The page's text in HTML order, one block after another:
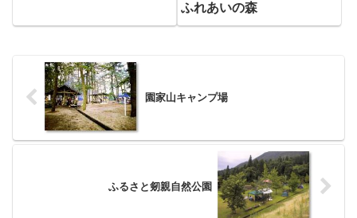
ふれあいの森
園家山キャンプ場
ふるさと剱親自然公園